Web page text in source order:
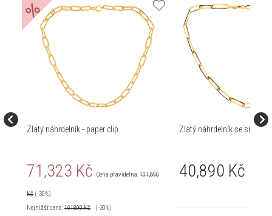
%
Zlatý náhrdelník - paper clip
71,323 Kč Cena pravidelná:101,890
Kč (-30%)
Nejnižší cena:101890Kč (-30%)
Zlatý náhrdelník se
40,890 Kč